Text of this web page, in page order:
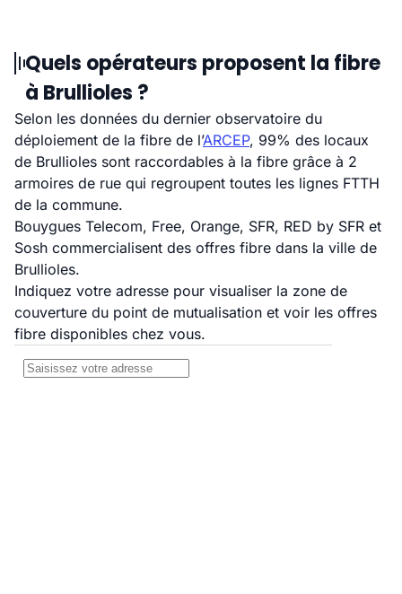
Quels opérateurs proposent la fibre
à Brullioles ?
Selon les données du dernier observatoire du
déploiement de la fibre de l’ARCEP, 99% des locaux
de Brullioles sont raccordables à la fibre grâce à 2
armoires de rue qui regroupent toutes les lignes FTTH
de la commune.
Bouygues Telecom, Free, Orange, SFR, RED by SFR et
Sosh commercialisent des offres fibre dans la ville de
Brullioles.
Indiquez votre adresse pour visualiser la zone de
couverture du point de mutualisation et voir les offres
fibre disponibles chez vous.